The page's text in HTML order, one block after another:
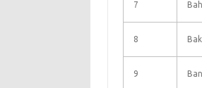
7
8
9